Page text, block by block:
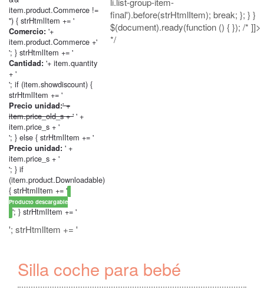
item.product.Commerce !=
'') { strHtmlItem += '
Comercio: '+
item.product.Commerce +'
'; } strHtmlItem += '
Cantidad: '+ item.quantity
+ '
'; if (item.showdiscount) {
strHtmlItem += '
Precio unidad:' +
item.price_old_s + ' ' +
item.price_s + '
'; } else { strHtmlItem += '
Precio unidad: ' +
item.price_s + '
'; } if
(item.product.Downloadable)
{ strHtmlItem += '
Producto descargable
'; } strHtmlItem += '
'; strHtmlItem += '
final').before(strHtmlItem); break; }; } }
$(document).ready(function () { }); /* ]]>
*/
Silla coche para bebé